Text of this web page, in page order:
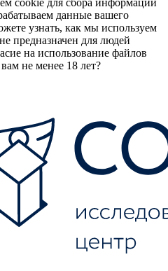
cookie для сбора информации
данные вашего
узнать, как мы используем
предназначен для людей
на использование файлов
не менее 18 лет?